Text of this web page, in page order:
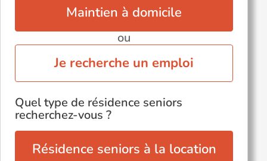
Maintien à domicile
ou
Je recherche un emploi
Quel type de résidence seniors
recherchez-vous ?
Résidence seniors à la location